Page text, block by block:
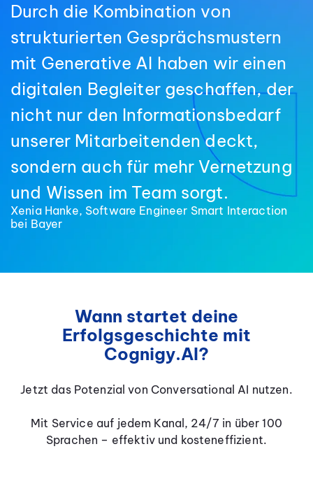
Durch die Kombination von
strukturierten Gesprächsmustern
mit Generative AI haben wir einen
digitalen Begleiter geschaffen, der
nicht nur den Informationsbedarf
unserer Mitarbeitenden deckt,
sondern auch für mehr Vernetzung
und Wissen im Team sorgt.
Xenia Hanke, Software Engineer Smart Interaction
bei Bayer
Wann startet deine
Erfolgsgeschichte mit
Cognigy.AI?
Jetzt das Potenzial von Conversational AI nutzen.
Mit Service auf jedem Kanal, 24/7 in über 100
Sprachen – effektiv und kosteneffizient.